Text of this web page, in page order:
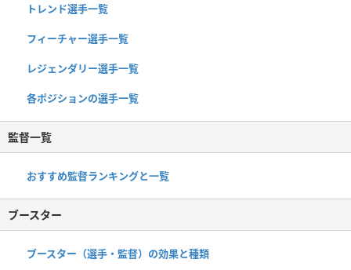
トレンド選手一覧
フィーチャー選手一覧
レジェンダリー選手一覧
各ポジションの選手一覧
監督一覧
おすすめ監督ランキングと一覧
ブースター
ブースター（選手・監督）の効果と種類